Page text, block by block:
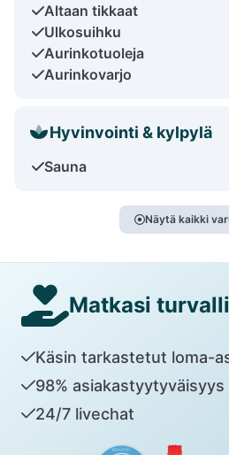
Altaan tikkaat
Ulkosuihku
Aurinkotuoleja
Aurinkovarjo
Hyvinvointi & kylpylä
Sauna
Näytä kaikki
Matkasi
Käsin tarkastetut loma-
98% asiakastyytyväisyys
24/7 livechat